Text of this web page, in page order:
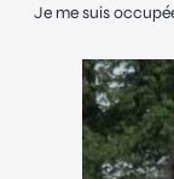
Je me suis